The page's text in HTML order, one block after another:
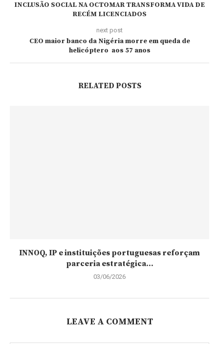
INCLUSÃO SOCIAL NA OCTOMAR TRANSFORMA VIDA DE
RECÉM LICENCIADOS
next post
CEO maior banco da Nigéria morre em queda de
helicóptero aos 57 anos
RELATED POSTS
INNOQ, IP e instituições portuguesas reforçam
parceria estratégica...
03/06/2026
LEAVE A COMMENT